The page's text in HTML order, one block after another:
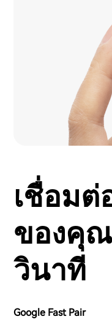
เชื่อม
ของคุ
วินาที
Google Fast Pair